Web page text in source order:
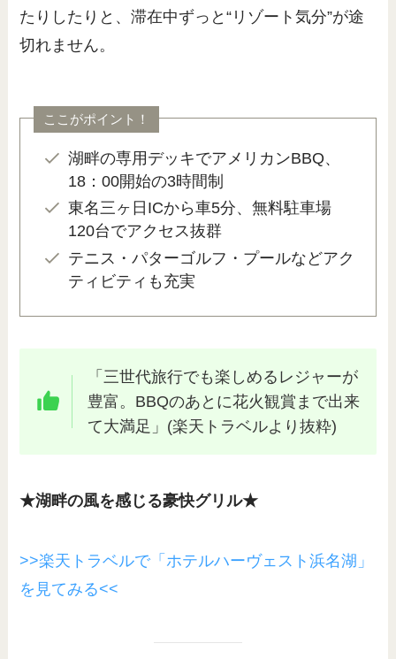
たりしたりと、滞在中ずっと“リゾート気分”が途
切れません。
ここがポイント！
湖畔の専用デッキでアメリカンBBQ、
18：00開始の3時間制
東名三ヶ日ICから車5分、無料駐車場
120台でアクセス抜群
テニス・パターゴルフ・プールなどアク
ティビティも充実
「三世代旅行でも楽しめるレジャーが
豊富。BBQのあとに花火観賞まで出来
て大満足」(楽天トラベルより抜粋)
★湖畔の風を感じる豪快グリル★
>>楽天トラベルで「ホテルハーヴェスト浜名湖」
を見てみる<<